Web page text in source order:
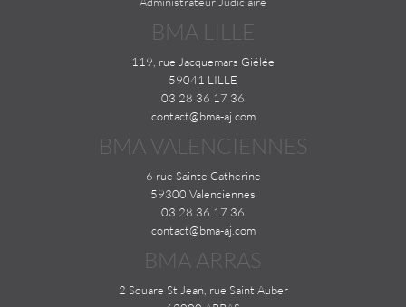
BMA LILLE
119, rue Jacquemars Giélée
59041 LILLE
03 28 36 17 36
contact@bma-aj.com
BMA VALENCIENNES
6 rue Sainte Catherine
59300 Valenciennes
03 28 36 17 36
contact@bma-aj.com
BMA ARRAS
2 Square St Jean, rue Saint Auber